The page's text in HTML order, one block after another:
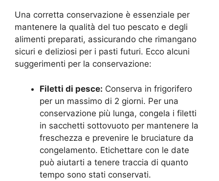
Una corretta conservazione è essenziale per
mantenere la qualità del tuo pescato e degli
alimenti preparati, assicurando che rimangano
sicuri e deliziosi per i pasti futuri. Ecco alcuni
suggerimenti per la conservazione:
Filetti di pesce: Conserva in frigorifero
per un massimo di 2 giorni. Per una
conservazione più lunga, congela i filetti
in sacchetti sottovuoto per mantenere la
freschezza e prevenire le bruciature da
congelamento. Etichettare con le date
può aiutarti a tenere traccia di quanto
tempo sono stati conservati.